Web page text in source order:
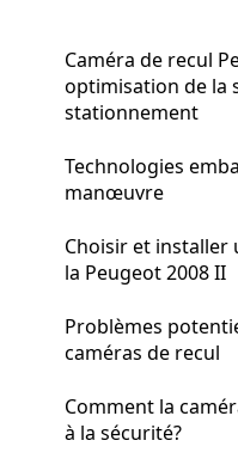
Caméra de recul
optimisation de la
stationnement
Technologies
manœuvre
Choisir et installer
la Peugeot 2008 II
Problèmes
caméras de recul
Comment la
à la sécurité?